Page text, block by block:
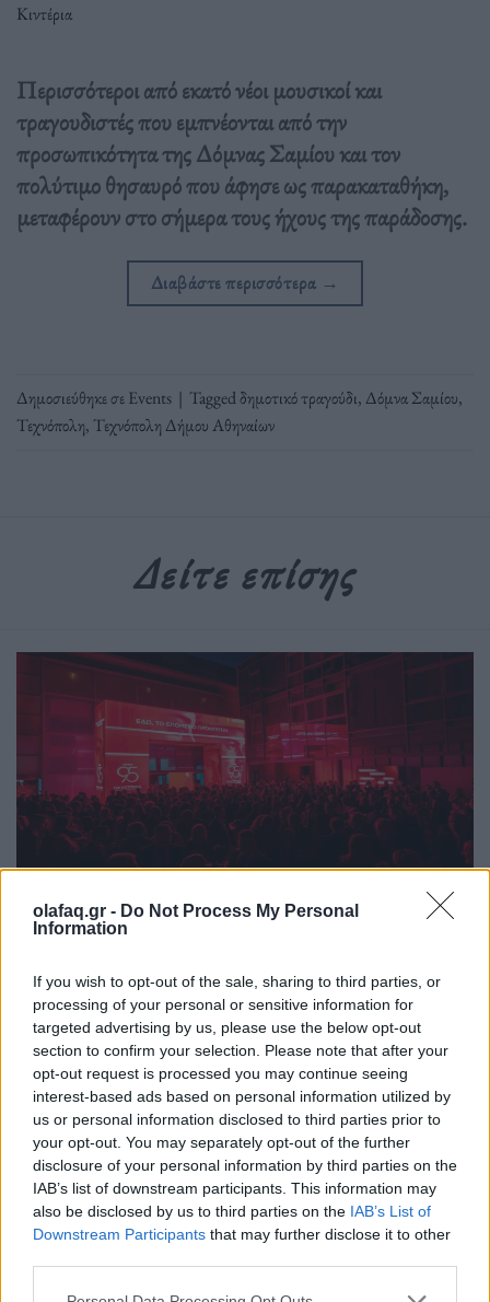
olafaq.gr - Do Not Process My Personal
Information
If you wish to opt-out of the sale, sharing to third parties, or
processing of your personal or sensitive information for
targeted advertising by us, please use the below opt-out
section to confirm your selection. Please note that after your
opt-out request is processed you may continue seeing
interest-based ads based on personal information utilized by
us or personal information disclosed to third parties prior to
your opt-out. You may separately opt-out of the further
disclosure of your personal information by third parties on the
IAB’s list of downstream participants. This information may
also be disclosed by us to third parties on the IAB’s List of
Downstream Participants that may further disclose it to other
Κιντέρια
Περισσότεροι από εκατό νέοι μουσικοί και
τραγουδιστές που εμπνέονται από την
προσωπικότητα της Δόμνας Σαμίου και τον
πολύτιμο θησαυρό που άφησε ως παρακαταθήκη,
μεταφέρουν στο σήμερα τους ήχους της παράδοσης.
Διαβάστε περισσότερα →
Δημοσιεύθηκε σεEvents | Taggedδημοτικό τραγούδι, Δόμνα Σαμίου,
Τεχνόπολη, Τεχνόπολη Δήμου Αθηναίων
Δείτε επίσης
Events
Παπαστράτος: 95 χρόνια ιστορίας με το
βλέμμα στραμμένο στο «επόμενο»
28.05.26
Με αφετηρία τον Πειραιά του 1931 και πυξίδα το μέλλον, η
Παπαστράτος γιόρτασε τα 95 χρόνια της και παρουσίασε το
FutuReady Greece.